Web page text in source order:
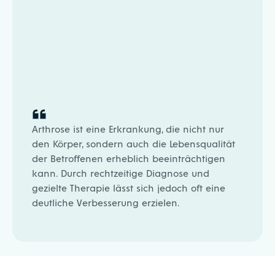
Arthrose ist eine Erkrankung, die nicht nur
den Körper, sondern auch die Lebensqualität
der Betroffenen erheblich beeinträchtigen
kann. Durch rechtzeitige Diagnose und
gezielte Therapie lässt sich jedoch oft eine
deutliche Verbesserung erzielen.